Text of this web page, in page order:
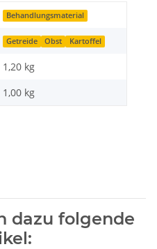
Behandlungsmaterial
Getreide Obst Kartoffel
1,20 kg
1,00 kg
dazu folgende